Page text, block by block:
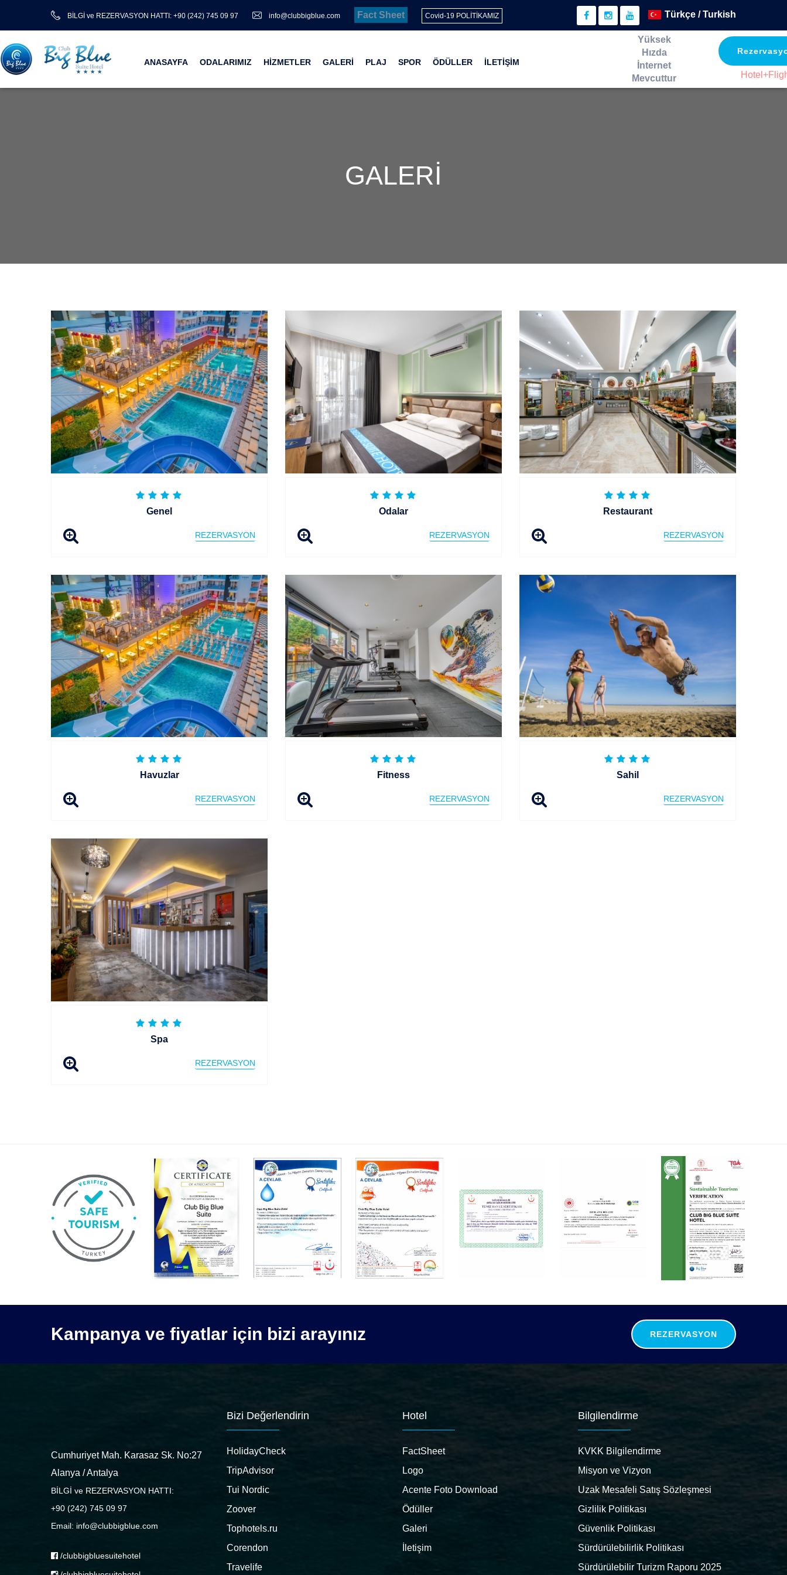
BİLGİ ve REZERVASYON HATTI: +90 (242) 745 09 97 info@clubbigblue.com Fact Sheet Covid-19 POLİTİKAMIZ
ANASAYFA ODALARIMIZ HİZMETLER GALERİ PLAJ SPOR ÖDÜLLER İLETİŞİM
Yüksek
Hızda
İnternet
Mevcuttur
GALERİ
Genel
REZERVASYON
Odalar
REZERVASYON
Restaurant
REZERVASYON
Havuzlar
REZERVASYON
Fitness
REZERVASYON
Sahil
REZERVASYON
Spa
REZERVASYON
Kampanya ve fiyatlar için bizi arayınız REZERVASYON
Cumhuriyet Mah. Karasaz Sk. No:27
Alanya / Antalya
BİLGİ ve REZERVASYON HATTI:
+90 (242) 745 09 97
Email: info@clubbigblue.com
/clubbigbluesuitehotel
Bizi Değerlendirin
HolidayCheck
TripAdvisor
Tui Nordic
Zoover
Tophotels.ru
Corendon
Travelife
Hotel
FactSheet
Logo
Acente Foto Download
Ödüller
Galeri
İletişim
Bilgilendirme
KVKK Bilgilendirme
Misyon ve Vizyon
Uzak Mesafeli Satış Sözleşmesi
Gizlilik Politikası
Güvenlik Politikası
Sürdürülebilirlik Politikası
Sürdürülebilir Turizm Raporu 2025